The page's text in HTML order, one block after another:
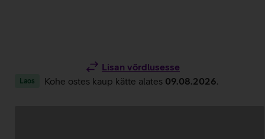
Lisan võrdlusesse
Laos Kohe ostes kaup kätte alates 09.08.2026